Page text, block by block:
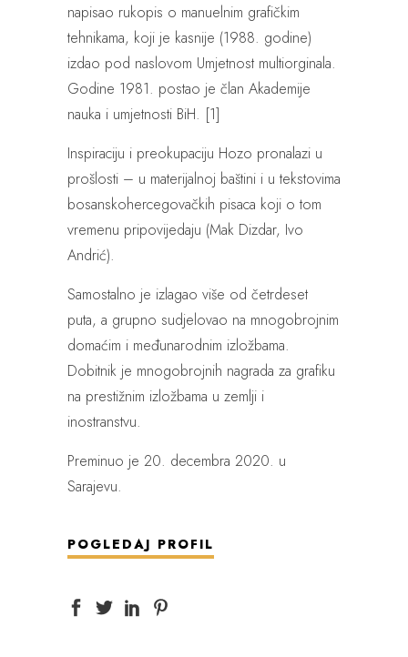
napisao rukopis o manuelnim grafičkim
tehnikama, koji je kasnije (1988. godine)
izdao pod naslovom Umjetnost multiorginala.
Godine 1981. postao je član Akademije
nauka i umjetnosti BiH. [1]
Inspiraciju i preokupaciju Hozo pronalazi u
prošlosti – u materijalnoj baštini i u tekstovima
bosanskohercegovačkih pisaca koji o tom
vremenu pripovijedaju (Mak Dizdar, Ivo
Andrić).
Samostalno je izlagao više od četrdeset
puta, a grupno sudjelovao na mnogobrojnim
domaćim i međunarodnim izložbama.
Dobitnik je mnogobrojnih nagrada za grafiku
na prestižnim izložbama u zemlji i
inostranstvu.
Preminuo je 20. decembra 2020. u
Sarajevu.
POGLEDAJ PROFIL